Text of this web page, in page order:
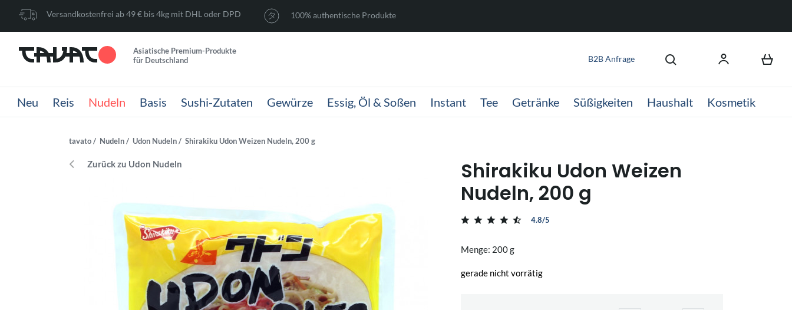
Versandkostenfrei ab 49 € bis 4kg mit DHL oder DPD 100% authentische Produkte
Asiatische Premium-Produkte
für Deutschland
B2B Anfrage
Neu Reis Nudeln Basis Sushi-Zutaten Gewürze Essig, Öl & Soßen Instant Tee Getränke Süßigkeiten Haushalt Kosmetik
tavato Nudeln Udon Nudeln Shirakiku Udon Weizen Nudeln, 200 g
Zurück zu Udon Nudeln
Shirakiku Udon Weizen
Nudeln, 200 g
4.8/5
Menge: 200 g
gerade nicht vorrätig